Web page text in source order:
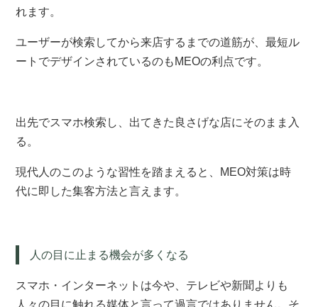
れます。
ユーザーが検索してから来店するまでの道筋が、最短ル
ートでデザインされているのもMEOの利点です。
出先でスマホ検索し、出てきた良さげな店にそのまま入
る。
現代人のこのような習性を踏まえると、MEO対策は時
代に即した集客方法と言えます。
人の目に止まる機会が多くなる
スマホ・インターネットは今や、テレビや新聞よりも